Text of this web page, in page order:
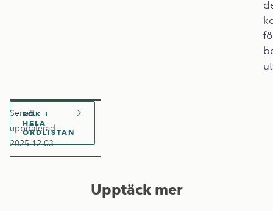
SÖK I
HELA
ORDLISTAN
Senast
uppdaterad:
2025-12-03
Upptäck mer